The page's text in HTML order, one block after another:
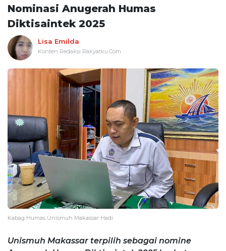
Nominasi Anugerah Humas
Diktisaintek 2025
Lisa Emilda
Konten Redaksi Rakyatku.Com
Kabag Humas Unismuh Makassar Hadi
Unismuh Makassar terpilih sebagai nomine